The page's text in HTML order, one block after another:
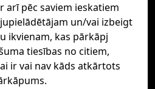
arī pēc saviem ieskatiem
un/vai izbeigt
ikvienam, kas pārkāpj
tiesības no citiem,
ir vai nav kāds atkārtots